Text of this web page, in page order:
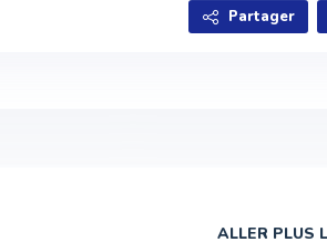
Partager
ALLER PLUS